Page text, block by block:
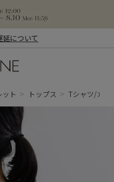
について
ット トップス Tシャツ/カッ